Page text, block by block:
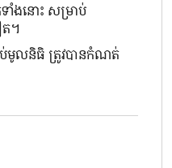
ាំងនោះ សម្រាប់
ត។
ប់មូលនិធិ ត្រូវបានកំណត់